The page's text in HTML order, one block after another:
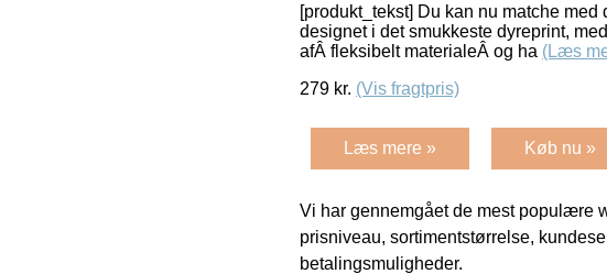
[produkt_tekst] Du kan nu matche
designet i det smukkeste dyreprint,
afÂ fleksibelt materialeÂ og ha (Læs
279 kr. (Vis fragtpris)
Læs mere » Køb nu »
Vi har gennemgået de mest populære
prisniveau, sortimentstørrelse,
betalingsmuligheder.